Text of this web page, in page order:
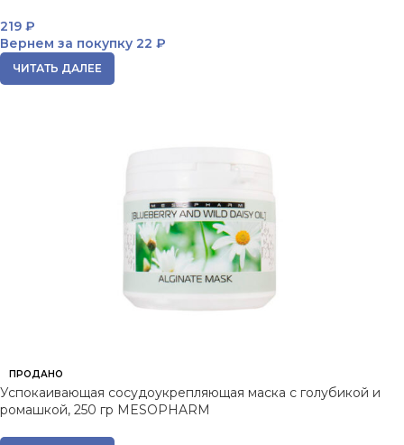
219 ₽
Вернем за покупку 22 ₽
ЧИТАТЬ ДАЛЕЕ
ПРОДАНО
Успокаивающая сосудоукрепляющая маска с голубикой и
ромашкой, 250 гр MESOPHARM